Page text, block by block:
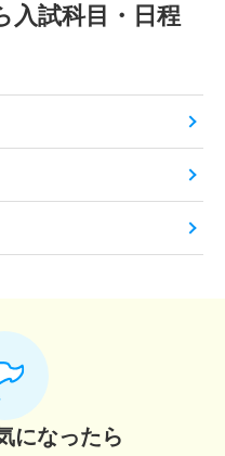
入試科目・日程
になったら